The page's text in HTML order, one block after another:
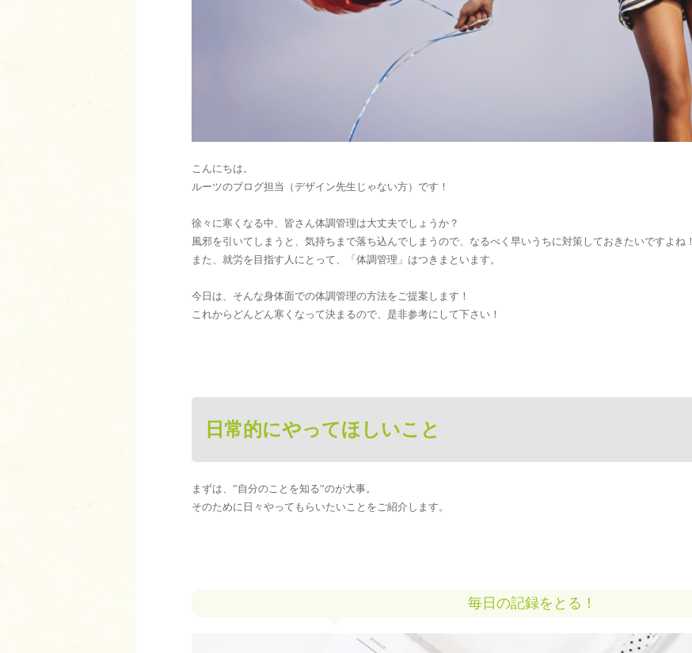
こんにちは。
ルーツのブログ担当（デザイン先生じゃない方）です！
徐々に寒くなる中、皆さん体調管理は大丈夫でしょうか？
風邪を引いてしまうと、気持ちまで落ち込んでしまうので、なるべく早いうちに対策しておきたいですよね！
また、就労を目指す人にとって、「体調管理」はつきまといます。
今日は、そんな身体面での体調管理の方法をご提案します！
これからどんどん寒くなって決まるので、是非参考にして下さい！
日常的にやってほしいこと
まずは、”自分のことを知る”のが大事。
そのために日々やってもらいたいことをご紹介します。
毎日の記録をとる！